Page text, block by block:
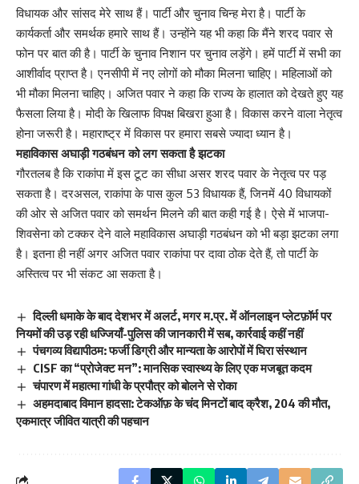
विधायक और सांसद मेरे साथ हैं। पार्टी और चुनाव चिन्ह मेरा है। पार्टी के
कार्यकर्ता और समर्थक हमारे साथ हैं। उन्होंने यह भी कहा कि मैंने शरद पवार से
फोन पर बात की है। पार्टी के चुनाव निशान पर चुनाव लड़ेंगे। हमें पार्टी में सभी का
आशीर्वाद प्राप्त है। एनसीपी में नए लोगों को मौका मिलना चाहिए। महिलाओं को
भी मौका मिलना चाहिए। अजित पवार ने कहा कि राज्य के हालात को देखते हुए यह
फैसला लिया है। मोदी के खिलाफ विपक्ष बिखरा हुआ है। विकास करने वाला नेतृत्व
होना जरूरी है। महाराष्ट्र में विकास पर हमारा सबसे ज्यादा ध्यान है।
महाविकास अघाड़ी गठबंधन को लग सकता है झटका
गौरतलब है कि राकांपा में इस टूट का सीधा असर शरद पवार के नेतृत्व पर पड़
सकता है। दरअसल, राकांपा के पास कुल 53 विधायक हैं, जिनमें 40 विधायकों
की ओर से अजित पवार को समर्थन मिलने की बात कही गई है। ऐसे में भाजपा-
शिवसेना को टक्कर देने वाले महाविकास अघाड़ी गठबंधन को भी बड़ा झटका लगा
है। इतना ही नहीं अगर अजित पवार राकांपा पर दावा ठोक देते हैं, तो पार्टी के
अस्तित्व पर भी संकट आ सकता है।
दिल्ली धमाके के बाद देशभर में अलर्ट, मगर म.प्र. में ऑनलाइन प्लेटफ़ॉर्म पर
नियमों की उड़ रही धज्जियाँ-पुलिस की जानकारी में सब, कार्रवाई कहीं नहीं
पंचगव्य विद्यापीठम: फर्जी डिग्री और मान्यता के आरोपों में घिरा संस्थान
CISF का “प्रोजेक्ट मन”: मानसिक स्वास्थ्य के लिए एक मजबूत कदम
चंपारण में महात्मा गांधी के प्रपौत्र को बोलने से रोका
अहमदाबाद विमान हादसा: टेकऑफ़ के चंद मिनटों बाद क्रैश, 204 की मौत,
एकमात्र जीवित यात्री की पहचान